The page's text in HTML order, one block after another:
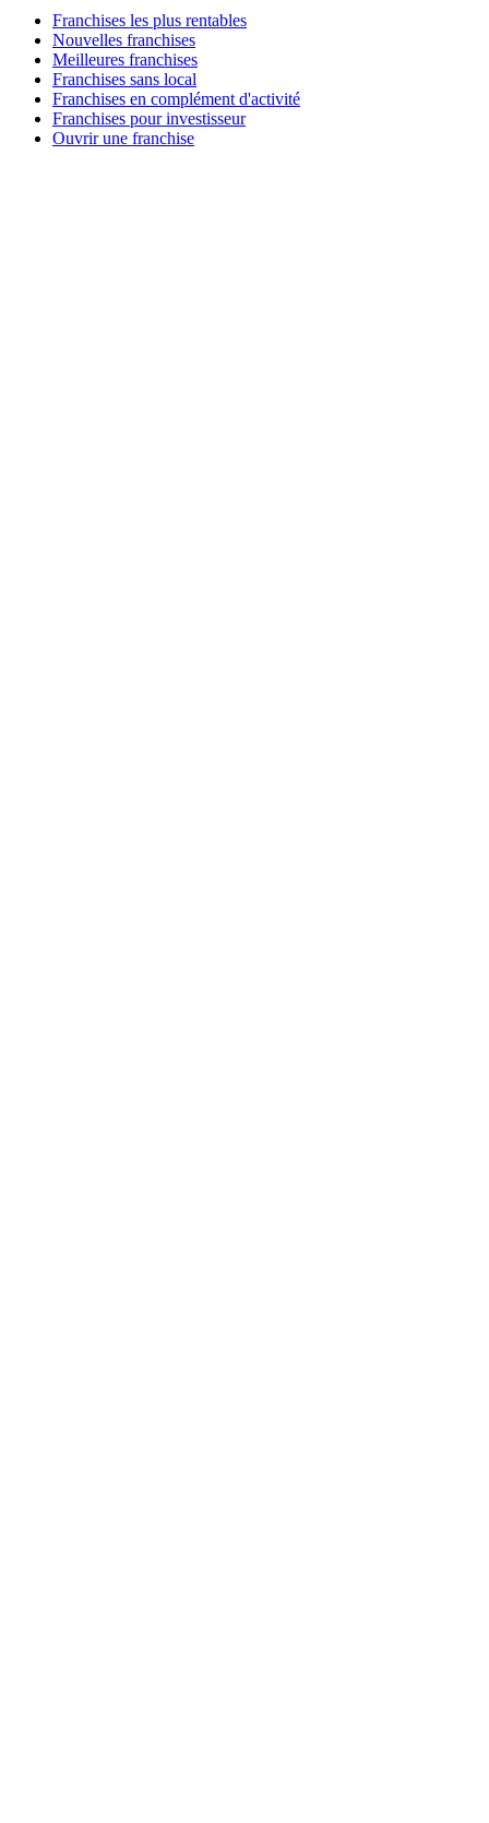
Franchises les plus rentables
Nouvelles franchises
Meilleures franchises
Franchises sans local
Franchises en complément d'activité
Franchises pour investisseur
Ouvrir une franchise